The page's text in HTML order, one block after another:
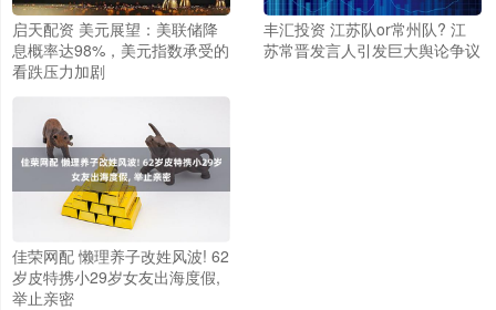
启天配资 美元展望：美联储降
息概率达98%，美元指数承受的
看跌压力加剧
丰汇投资 江苏队or常州队? 江
苏常晋发言人引发巨大舆论争议
佳荣网配 懒理养子改姓风波! 62
岁皮特携小29岁女友出海度假,
举止亲密